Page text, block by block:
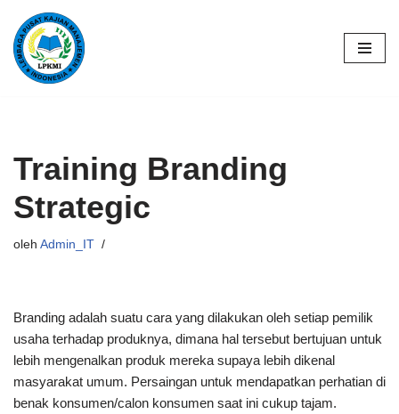
Lompat
ke
Training Branding
Strategic
oleh Admin_IT
Branding adalah suatu cara yang dilakukan oleh setiap pemilik
usaha terhadap produknya, dimana hal tersebut bertujuan untuk
lebih mengenalkan produk mereka supaya lebih dikenal
masyarakat umum. Persaingan untuk mendapatkan perhatian di
benak konsumen/calon konsumen saat ini cukup tajam.